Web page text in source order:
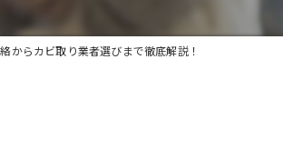
からカビ取り業者選びまで徹底解説！